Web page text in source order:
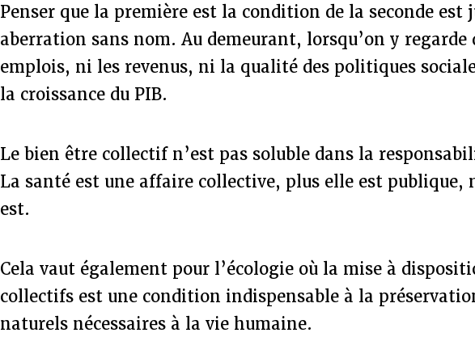
Penser que la première est la condition de la seconde est
aberration sans nom. Au demeurant, lorsqu’on y regarde
emplois, ni les revenus, ni la qualité des politiques
la croissance du PIB.
Le bien être collectif n’est pas soluble dans la
La santé est une affaire collective, plus elle est publique,
est.
Cela vaut également pour l’écologie où la mise à
collectifs est une condition indispensable à la
naturels nécessaires à la vie humaine.